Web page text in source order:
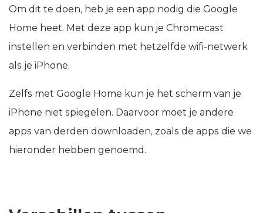
Om dit te doen, heb je een app nodig die Google
Home heet. Met deze app kun je Chromecast
instellen en verbinden met hetzelfde wifi-netwerk
als je iPhone.
Zelfs met Google Home kun je het scherm van je
iPhone niet spiegelen. Daarvoor moet je andere
apps van derden downloaden, zoals de apps die we
hieronder hebben genoemd.